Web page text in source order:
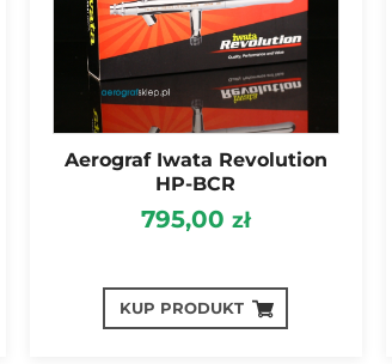
Aerograf Iwata Revolution
HP-BCR
795,00zł
KUP PRODUKT